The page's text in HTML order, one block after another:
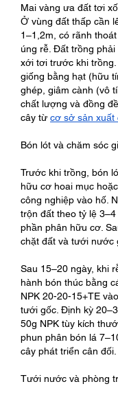
Mai vàng ưa đất tơi
Ở vùng đất thấp cần
1–1,2m, có rãnh
úng rễ. Đất trồng phải
xới tơi trước khi
giống bằng hạt (hữu
ghép, giâm cành (vô
chất lượng và đồng
cây từ cơ sở sản xuất
Bón lót và chăm sóc
Trước khi trồng, bón
hữu cơ hoai mục
công nghiệp vào hố.
trộn đất theo tỷ lệ
phần phân hữu cơ.
chặt đất và tưới nước
Sau 15–20 ngày, khi
hành bón thúc bằng
NPK 20-20-15+TE
tưới gốc. Định kỳ
50g NPK tùy kích
phun phân bón lá
cây phát triển cân đối.
Tưới nước và phòng